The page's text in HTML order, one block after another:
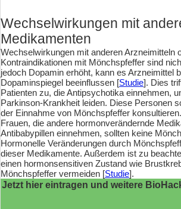
Wechselwirkungen mit
Medikamenten
Wechselwirkungen mit anderen Arzneimitteln
Kontraindikationen mit Mönchspfeffer sind
jedoch Dopamin erhöht, kann es Arzneimittel
Dopaminspiegel beeinflussen [Studie]. Dies
Patienten zu, die Antipsychotika einnehmen,
Parkinson-Krankheit leiden. Diese Personen
der Einnahme von Mönchspfeffer konsultieren.
Frauen, die andere hormonverändernde
Antibabypillen einnehmen, sollten keine
Hormonelle Veränderungen durch
dieser Medikamente. Außerdem ist zu
einen hormonsensitiven Zustand wie
Mönchspfeffer vermeiden [Studie].
Jetzt hier eintragen und weitere